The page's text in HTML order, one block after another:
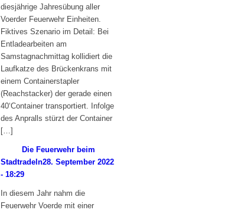
diesjährige Jahresübung aller
Voerder Feuerwehr Einheiten.
Fiktives Szenario im Detail: Bei
Entladearbeiten am
Samstagnachmittag kollidiert die
Laufkatze des Brückenkrans mit
einem Containerstapler
(Reachstacker) der gerade einen
40‘Container transportiert. Infolge
des Anpralls stürzt der Container
[…]
Die Feuerwehr beim
Stadtradeln28. September 2022
- 18:29
In diesem Jahr nahm die
Feuerwehr Voerde mit einer